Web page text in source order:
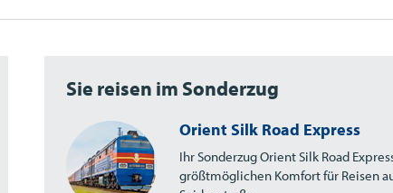
Sie reisen im Sonderzug
Orient Silk Road Express
Ihr Sonderzug Orient Silk Road
größtmöglichen Komfort für Reisen